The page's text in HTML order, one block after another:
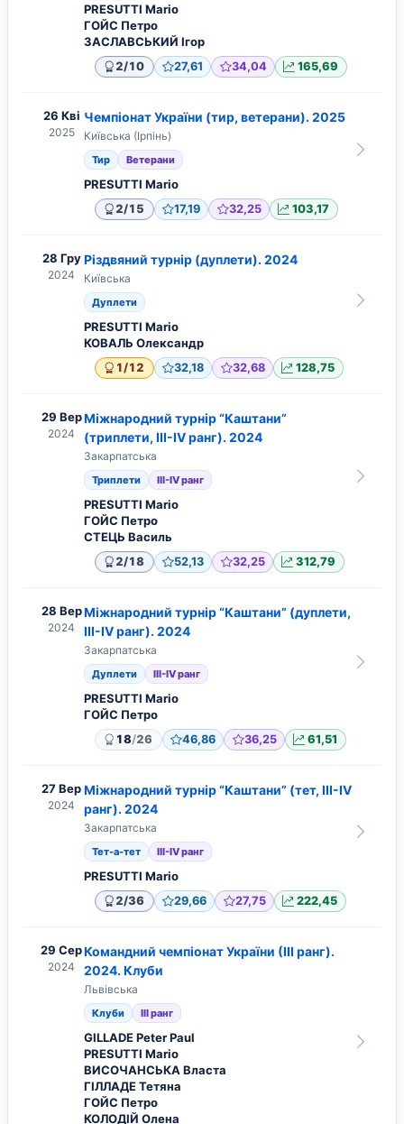
PRESUTTI Mario
ГОЙС Петро
ЗАСЛАВСЬКИЙ Ігор
2/10 27,61 34,04 165,69
26 Кві
2025
Чемпіонат України (тир, ветерани). 2025
Київська (Ірпінь)
Тир Ветерани
PRESUTTI Mario
2/15 17,19 32,25 103,17
28 Гру
2024
Різдвяний турнір (дуплети). 2024
Київська
Дуплети
PRESUTTI Mario
КОВАЛЬ Олександр
1/12 32,18 32,68 128,75
29 Вер
2024
Міжнародний турнір “Каштани”
(триплети, ІІІ-IV ранг). 2024
Закарпатська
Триплети ІІІ-IV ранг
PRESUTTI Mario
ГОЙС Петро
СТЕЦЬ Василь
2/18 52,13 32,25 312,79
28 Вер
2024
Міжнародний турнір “Каштани” (дуплети,
ІІІ-IV ранг). 2024
Закарпатська
Дуплети ІІІ-IV ранг
PRESUTTI Mario
ГОЙС Петро
18/26 46,86 36,25 61,51
27 Вер
2024
Міжнародний турнір “Каштани” (тет, ІІІ-IV
ранг). 2024
Закарпатська
Тет-а-тет ІІІ-IV ранг
PRESUTTI Mario
2/36 29,66 27,75 222,45
29 Сер
2024
Командний чемпіонат України (ІІІ ранг).
2024. Клуби
Львівська
Клуби ІІІ ранг
GILLADE Peter Paul
PRESUTTI Mario
ВИСОЧАНСЬКА Власта
ГІЛЛАДЕ Тетяна
ГОЙС Петро
КОЛОДІЙ Олена